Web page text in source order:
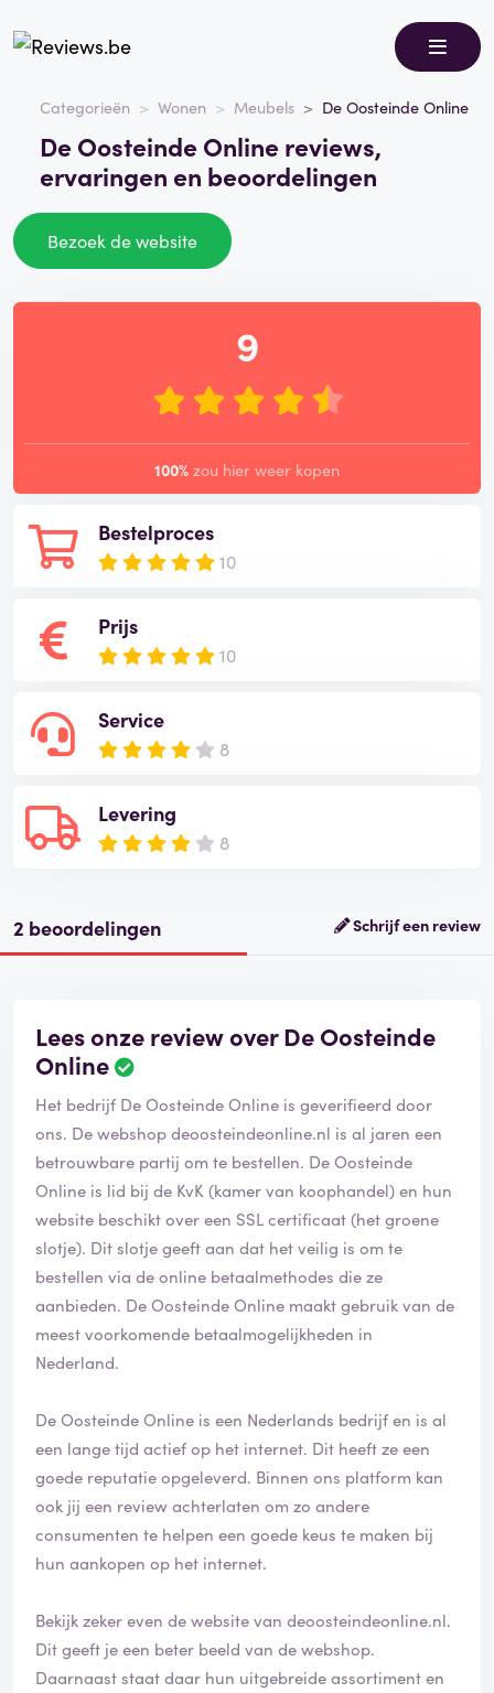
Categorieën Wonen Meubels De Oosteinde Online
De Oosteinde Online reviews,
ervaringen en beoordelingen
Bezoek de website
Bestelproces
10
Prijs
10
Service
8
Levering
8
9
100% zou hier weer kopen
2 beoordelingen Schrijf een review
Lees onze review over De Oosteinde
Online
Het bedrijf De Oosteinde Online is geverifieerd door
ons. De webshop deoosteindeonline.nl is al jaren een
betrouwbare partij om te bestellen. De Oosteinde
Online is lid bij de KvK (kamer van koophandel) en hun
website beschikt over een SSL certificaat (het groene
slotje). Dit slotje geeft aan dat het veilig is om te
bestellen via de online betaalmethodes die ze
aanbieden. De Oosteinde Online maakt gebruik van de
meest voorkomende betaalmogelijkheden in
Nederland.
De Oosteinde Online is een Nederlands bedrijf en is al
een lange tijd actief op het internet. Dit heeft ze een
goede reputatie opgeleverd. Binnen ons platform kan
ook jij een review achterlaten om zo andere
consumenten te helpen een goede keus te maken bij
hun aankopen op het internet.
Bekijk zeker even de website van deoosteindeonline.nl.
Dit geeft je een beter beeld van de webshop.
Daarnaast staat daar hun uitgebreide assortiment en